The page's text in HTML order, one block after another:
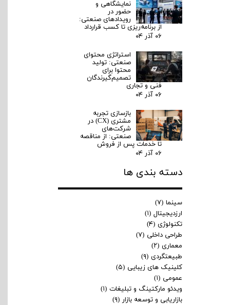
مقدمه برندینگ در صنعت زیبایی دیگر یک انتخاب لوکس نیست؛ بلکه یک
ضرورت بنیادی برای بقا و رشد کلینیک‌ها در بازار رقابتی امروز است. با
افزایش تعداد کلینیک‌ها و جذب روزافزون مشتریان به خدمات زیبایی، تنها
منسجمی داشته باشند. برندینگ، شامل مجموعه‌ای از المان‌هاست که
تجربه مشتری را از لحظه آشنایی تا مراجعه و وفاداری شکل می‌دهد. این …
چرا کلینیک‌های زیبایی باید خدمات
غیرتهاجمی را اولویت دهند؟
کلینیک های زیبایی
مارکتینگ کلینیک زیبایی، درمان های غیرتهاجمی
نمایشگاهی و
حضور در
رویدادهای صنعتی:
از برنامه‌ریزی تا کسب قرارداد
۰۶ آذر ۰۴
استراتژی محتوای
صنعتی: تولید
محتوا برای
تصمیم‌گیرندگان
فنی و تجاری
۰۶ آذر ۰۴
بازسازی تجربه
مشتری (CX) در
شرکت‌های
صنعتی: از مناقصه
تا خدمات پس از فروش
۰۶ آذر ۰۴
دسته بندی ها
سینما (۷)
ارزدیجیتال (۱)
تکنولوژی (۴)
طراحی داخلی (۷)
معماری (۲)
طبیعتگردی (۹)
کلینیک های زیبایی (۵)
عمومی (۱)
ویدئو مارکتینگ و تبلیغات (۱)
بازاریابی و توسعه بازار (۹)